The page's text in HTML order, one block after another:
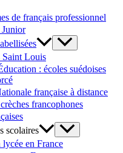
de français professionnel
Saint Louis
: écoles suédoises
française à distance
francophones
scolaires
en France